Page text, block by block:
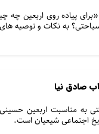
پیاده روی اربعین چه
به نکات و توصیه
صادق نیا
به مناسبت اربعین
اجتماعی شیعیان است.